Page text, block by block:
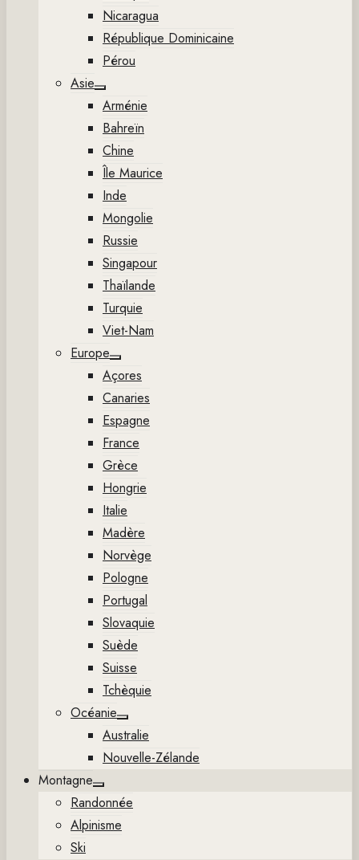
Nicaragua
République Dominicaine
Pérou
Asie
Show
sub
menu
Arménie
Bahreïn
Chine
Île Maurice
Inde
Mongolie
Russie
Singapour
Thaïlande
Turquie
Viet-Nam
Europe
Show
sub
menu
Açores
Canaries
Espagne
France
Grèce
Hongrie
Italie
Madère
Norvège
Pologne
Portugal
Slovaquie
Suède
Suisse
Tchèquie
Océanie
Show
sub
menu
Australie
Nouvelle-Zélande
Montagne
Show
sub
menu
Randonnée
Alpinisme
Ski